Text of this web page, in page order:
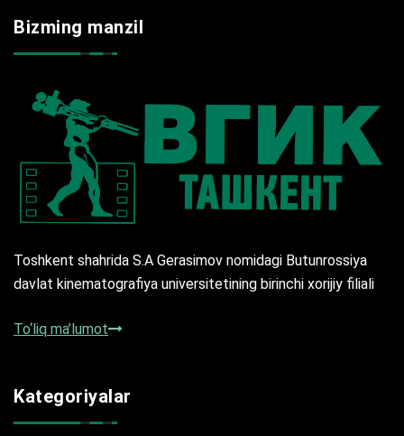
Bizming manzil
Toshkent shahrida S.A Gerasimov nomidagi Butunrossiya
davlat kinematografiya universitetining birinchi xorijiy filiali
To‘liq ma’lumot
Kategoriyalar